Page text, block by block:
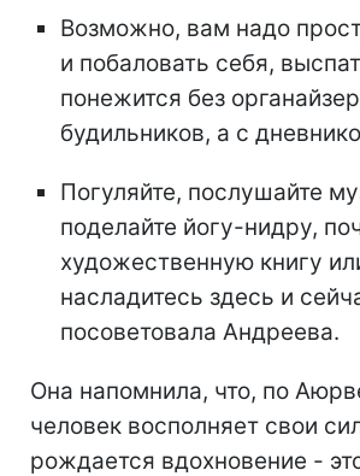
Возможно, вам надо
и побаловать себя,
понежится без
будильников, а с
Погуляйте, послушайте
поделайте йогу-нидру,
художественную книгу
насладитесь здесь и
посоветовала Андреева.
Она напомнила, что, по
человек восполняет свои
рождается вдохновение -